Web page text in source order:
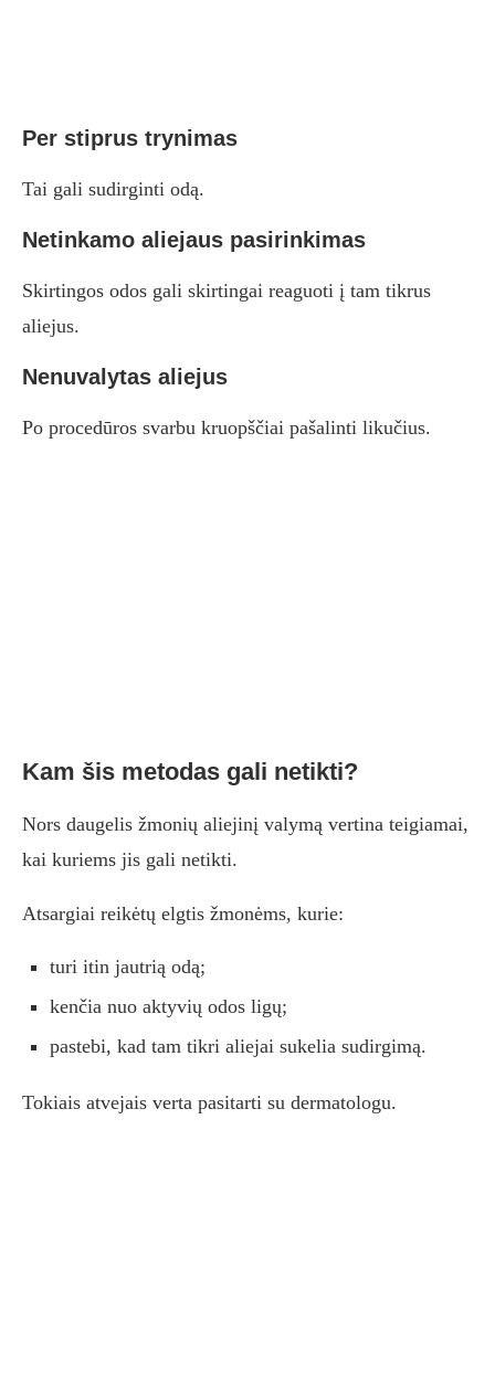
Per stiprus trynimas
Tai gali sudirginti odą.
Netinkamo aliejaus pasirinkimas
Skirtingos odos gali skirtingai reaguoti į tam tikrus
aliejus.
Nenuvalytas aliejus
Po procedūros svarbu kruopščiai pašalinti likučius.
Kam šis metodas gali netikti?
Nors daugelis žmonių aliejinį valymą vertina teigiamai,
kai kuriems jis gali netikti.
Atsargiai reikėtų elgtis žmonėms, kurie:
turi itin jautrią odą;
kenčia nuo aktyvių odos ligų;
pastebi, kad tam tikri aliejai sukelia sudirgimą.
Tokiais atvejais verta pasitarti su dermatologu.